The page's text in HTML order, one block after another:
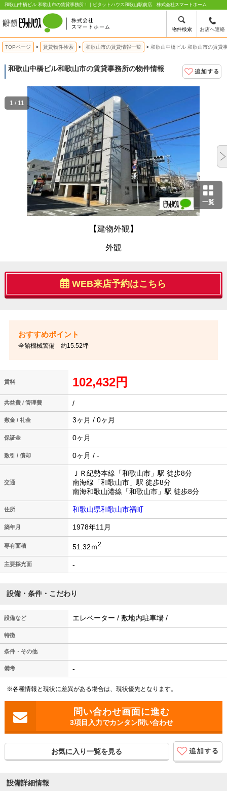
物件検索 お店へ連絡
和歌山中橋ビル 和歌山市の賃貸事務所！｜ピタットハウス和歌山駅前店 株式会社スマートホーム
TOPページ 賃貸物件検索 和歌山市の賃貸情報一覧 和歌山中橋ビル 和歌山市の賃貸
和歌山中橋ビル和歌山市の賃貸事務所の物件情報
一覧
【建物外観】
外観
1 / 11
WEB来店予約はこちら
全館機械警備 約15.52坪
賃料 102,432円
共益費 / 管理費 /
敷金 / 礼金 3ヶ月 / 0ヶ月
保証金 0ヶ月
敷引 / 償却 0ヶ月 / -
交通
ＪＲ紀勢本線「和歌山市」駅 徒歩8分
南海線「和歌山市」駅 徒歩8分
南海和歌山港線「和歌山市」駅 徒歩8分
住所 和歌山県和歌山市福町
築年月 1978年11月
専有面積 51.32ｍ2
主要採光面 -
設備・条件・こだわり
設備など エレベーター / 敷地内駐車場 /
特徴
条件・その他
備考 -
※各種情報と現状に差異がある場合は、現状優先となります。
3項目入力でカンタン問い合わせ
お気に入り一覧を見る
設備詳細情報